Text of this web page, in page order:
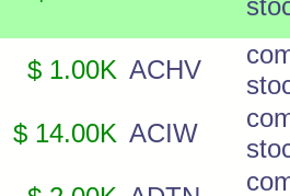
$ 1.00K ACHV
$ 14.00K ACIW